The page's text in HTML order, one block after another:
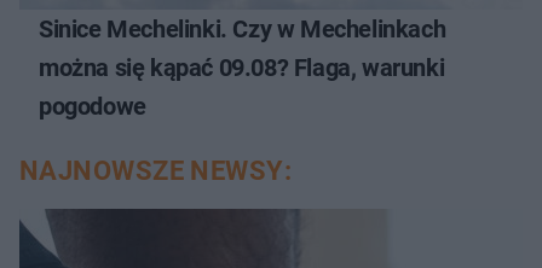
Sinice Mechelinki. Czy w Mechelinkach
można się kąpać 09.08? Flaga, warunki
pogodowe
NAJNOWSZE NEWSY: